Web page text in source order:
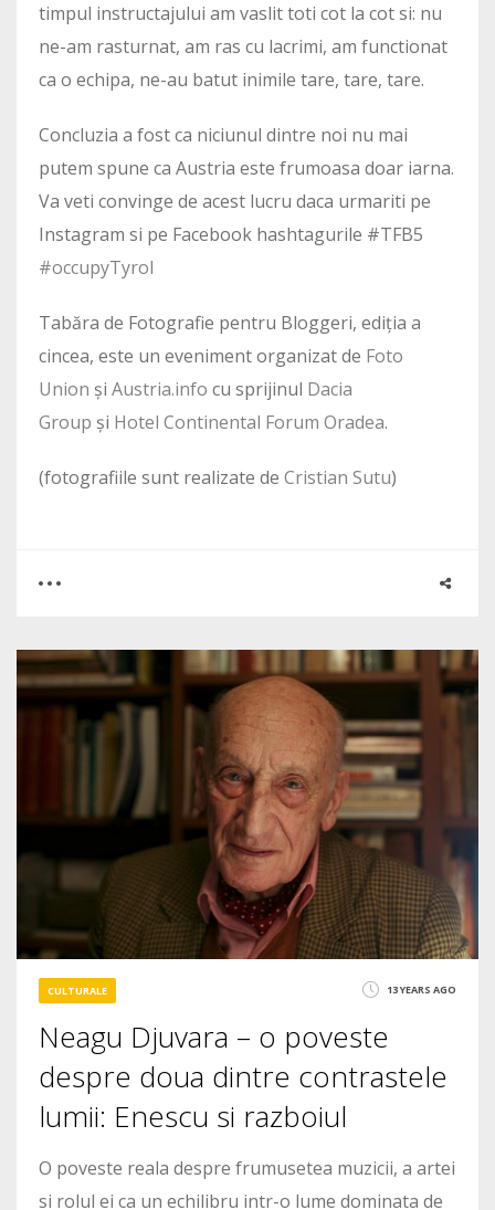
timpul instructajului am vaslit toti cot la cot si: nu
ne-am rasturnat, am ras cu lacrimi, am functionat
ca o echipa, ne-au batut inimile tare, tare, tare.
Concluzia a fost ca niciunul dintre noi nu mai
putem spune ca Austria este frumoasa doar iarna.
Va veti convinge de acest lucru daca urmariti pe
Instagram si pe Facebook hashtagurile #TFB5
#occupyTyrol
Tabăra de Fotografie pentru Bloggeri, ediția a
cincea, este un eveniment organizat de Foto
Union și Austria.info cu sprijinul Dacia
Group și Hotel Continental Forum Oradea.
(fotografiile sunt realizate de Cristian Sutu)
0
CULTURALE 13 YEARS AGO
Neagu Djuvara – o poveste
despre doua dintre contrastele
lumii: Enescu si razboiul
O poveste reala despre frumusetea muzicii, a artei
si rolul ei ca un echilibru intr-o lume dominata de